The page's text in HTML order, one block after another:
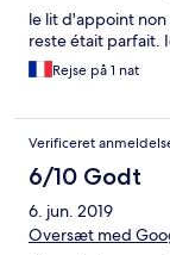
le lit d'appoint non
reste était parfait.
Rejse på 1 nat
Verificeret
6/10 Godt
6. jun. 2019
Oversæt med